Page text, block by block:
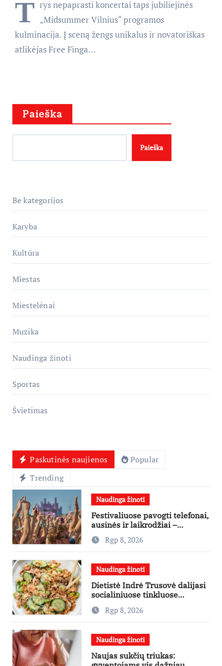
T rys nepaprasti koncertai taps jubiliejinės
„Midsummer Vilnius“ programos
kulminacija. Į sceną žengs unikalus ir novatoriškas
atlikėjas Free Finga…
Paieška
Paieška
Be kategorijos
Karyba
Kultūra
Miestas
Miestelėnai
Muzika
Naudinga žinoti
Sportas
Švietimas
Paskutinės naujienos
Popular
Trending
Naudinga žinoti
Festivaliuose pavogti telefonai,
ausinės ir laikrodžiai –
ekspertai primena apie
didžiausias finansines rizikas
Rgp 8, 2026
Naudinga žinoti
Dietistė Indrė Trusovė dalijasi
socialiniuose tinkluose
išpopuliarėjusiu lašišos salotų
receptuRgp 8, 2026
Naudinga žinoti
Naujas sukčių triukas: